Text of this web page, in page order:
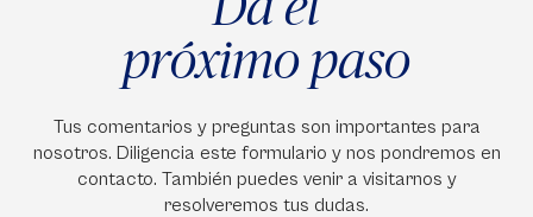
próximo paso
Tus comentarios y preguntas son importantes para
nosotros. Diligencia este formulario y nos pondremos en
contacto. También puedes venir a visitarnos y
resolveremos tus dudas.